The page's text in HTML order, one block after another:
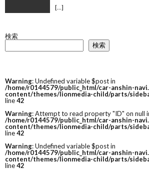
[…]
検索
検索
Warning: Undefined variable $post in
/home/r0144579/public_html/car-anshin-
content/themes/lionmedia-child/parts/
line42
Warning: Attempt to read property "ID" on null
/home/r0144579/public_html/car-anshin-
content/themes/lionmedia-child/parts/
line42
Warning: Undefined variable $post in
/home/r0144579/public_html/car-anshin-
content/themes/lionmedia-child/parts/
line42